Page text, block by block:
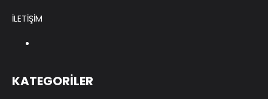
İLETİŞİM
KATEGORİLER